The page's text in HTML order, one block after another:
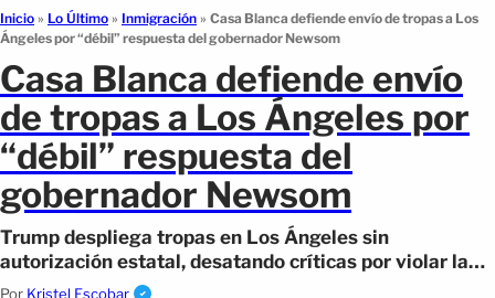
Inicio » Lo Último » Inmigración » Casa Blanca defiende envío de tropas a Los
Ángeles por “débil” respuesta del gobernador Newsom
Casa Blanca defiende envío
de tropas a Los Ángeles por
“débil” respuesta del
gobernador Newsom
Trump despliega tropas en Los Ángeles sin
autorización estatal, desatando críticas por violar la
soberanía de California.
Por Kristel Escobar